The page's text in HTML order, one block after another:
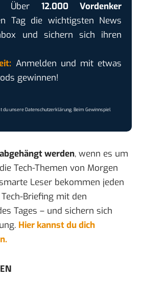
Über 12.000 Vordenker
Tag die wichtigsten News
und sichern sich ihren
Anmelden und mit etwas
gewinnen!
du unsereDatenschutzerklärung. Beim Gewinnspiel
werden, wenn es um
Tech-Themen von Morgen
Leser bekommen jeden
Tech-Briefing mit den
Tages – und sichern sich
Hier kannst du dich